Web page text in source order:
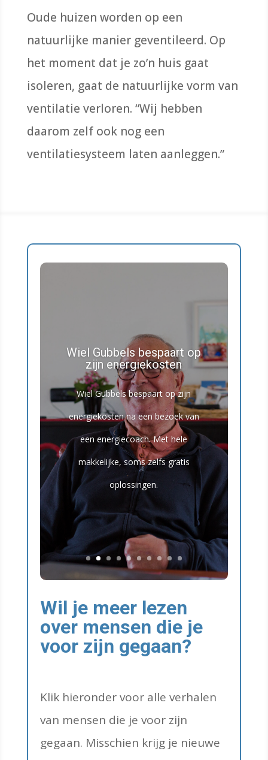
Oude huizen worden op een
natuurlijke manier geventileerd. Op
het moment dat je zo’n huis gaat
isoleren, gaat de natuurlijke vorm van
ventilatie verloren. “Wij hebben
daarom zelf ook nog een
ventilatiesysteem laten aanleggen.”
Wiel Gubbels bespaart op
zijn energiekosten
Wiel Gubbels bespaart op zijn
energiekosten na een bezoek van
een energiecoach. Met hele
makkelijke, soms zelfs gratis
oplossingen.
Wil je meer lezen
over mensen die je
voor zijn gegaan?
Klik hieronder voor alle verhalen
van mensen die je voor zijn
gegaan. Misschien krijg je nieuwe